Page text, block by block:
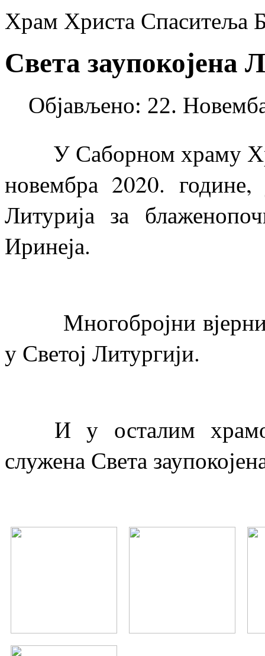
Храм Христа Спаситеља
Света заупокојена
Објављено: 22.
У Саборном храму
новембра 2020. године,
Литурија за
Иринеја.
Многобројни
у Светој Литургији.
И у осталим
служена Света